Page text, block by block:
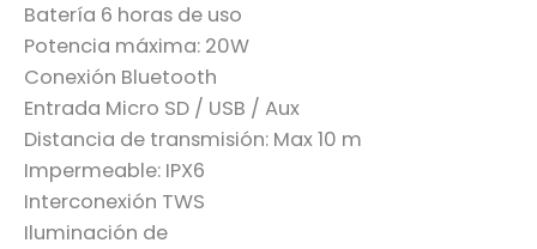
Batería 6 horas de uso
Potencia máxima: 20W
Conexión Bluetooth
Entrada Micro SD / USB / Aux
Distancia de transmisión: Max 10 m
Impermeable: IPX6
Interconexión TWS
Iluminación de